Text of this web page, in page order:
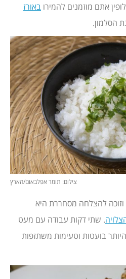
אתם מוזמנים להמירו באורז
הסלמון.
צילום: תומר אפלבאום/הארץ
להצלחה מסחררת היא
. שתי דקות עבודה עם מעט
בועטות וטעימות משתזפות